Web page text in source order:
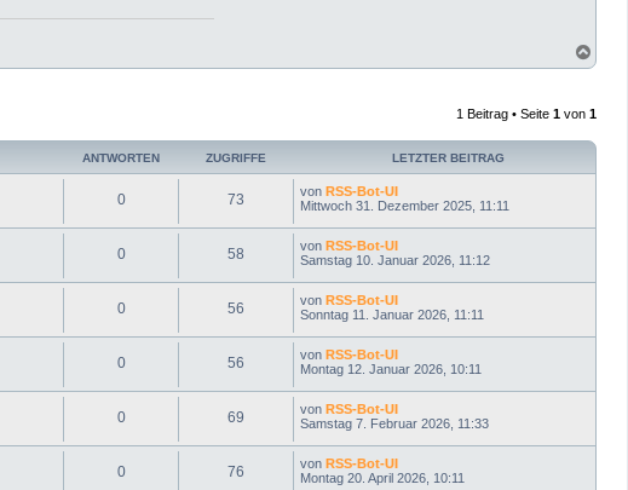
a
o
e
1 Beitrag • Seite 1 von 1
ANTWORTEN ZUGRIFFE LETZTER BEITRAG
0 73 von RSS-Bot-UI
Mittwoch 31. Dezember 2025, 11:11
0 58 von RSS-Bot-UI
Samstag 10. Januar 2026, 11:12
0 56 von RSS-Bot-UI
Sonntag 11. Januar 2026, 11:11
0 56 von RSS-Bot-UI
Montag 12. Januar 2026, 10:11
0 69 von RSS-Bot-UI
Samstag 7. Februar 2026, 11:33
0 76 von RSS-Bot-UI
Montag 20. April 2026, 10:11